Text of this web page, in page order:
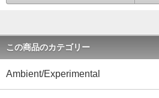
この商品のカテゴリー
Ambient/Experimental